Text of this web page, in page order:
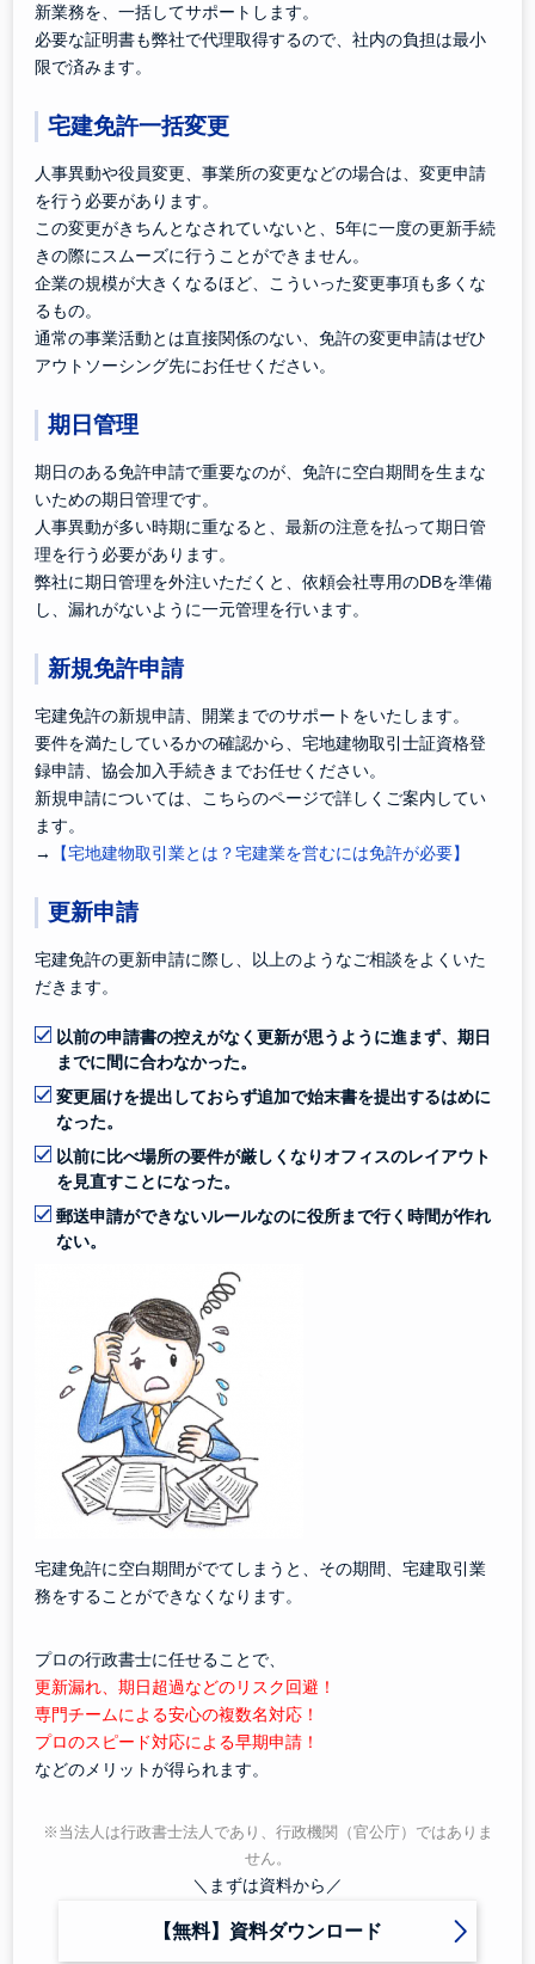
新業務を、一括してサポートします。
必要な証明書も弊社で代理取得するので、社内の負担は最小
限で済みます。
宅建免許一括変更
人事異動や役員変更、事業所の変更などの場合は、変更申請
を行う必要があります。
この変更がきちんとなされていないと、5年に一度の更新手続
きの際にスムーズに行うことができません。
企業の規模が大きくなるほど、こういった変更事項も多くな
るもの。
通常の事業活動とは直接関係のない、免許の変更申請はぜひ
アウトソーシング先にお任せください。
期日管理
期日のある免許申請で重要なのが、免許に空白期間を生まな
いための期日管理です。
人事異動が多い時期に重なると、最新の注意を払って期日管
理を行う必要があります。
弊社に期日管理を外注いただくと、依頼会社専用のDBを準備
し、漏れがないように一元管理を行います。
新規免許申請
宅建免許の新規申請、開業までのサポートをいたします。
要件を満たしているかの確認から、宅地建物取引士証資格登
録申請、協会加入手続きまでお任せください。
新規申請については、こちらのページで詳しくご案内してい
ます。
→
【宅地建物取引業とは？宅建業を営むには免許が必要】
更新申請
宅建免許の更新申請に際し、以上のようなご相談をよくいた
だきます。
以前の申請書の控えがなく更新が思うように進まず、期日
までに間に合わなかった。
変更届けを提出しておらず追加で始末書を提出するはめに
なった。
以前に比べ場所の要件が厳しくなりオフィスのレイアウト
を見直すことになった。
郵送申請ができないルールなのに役所まで行く時間が作れ
ない。
宅建免許に空白期間がでてしまうと、その期間、宅建取引業
務をすることができなくなります。
プロの行政書士に任せることで、
更新漏れ、期日超過などのリスク回避！
専門チームによる安心の複数名対応！
プロのスピード対応による早期申請！
などのメリットが得られます。
※当法人は行政書士法人であり、行政機関（官公庁）ではありま
せん。
＼まずは資料から／
【無料】資料ダウンロード